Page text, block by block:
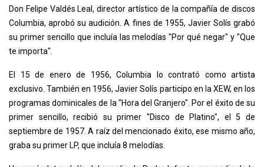
Don Felipe Valdés Leal, director artístico de la compañía de discos
Columbia, aprobó su audición. A fines de 1955, Javier Solís grabó
su primer sencillo que incluía las melodías "Por qué negar" y "Que
te importa".
El 15 de enero de 1956, Columbia lo contrató como artista
exclusivo. También en 1956, Javier Solís participo en la XEW, en los
programas dominicales de la "Hora del Granjero". Por el éxito de su
primer sencillo, recibió su primer "Disco de Platino", el 5 de
septiembre de 1957. A raíz del mencionado éxito, ese mismo año,
graba su primer LP, que incluía 8 melodías.